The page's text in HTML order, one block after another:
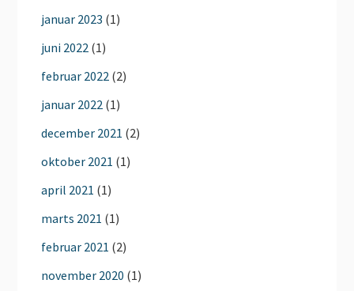
januar 2023 (1)
juni 2022 (1)
februar 2022 (2)
januar 2022 (1)
december 2021 (2)
oktober 2021 (1)
april 2021 (1)
marts 2021 (1)
februar 2021 (2)
november 2020 (1)